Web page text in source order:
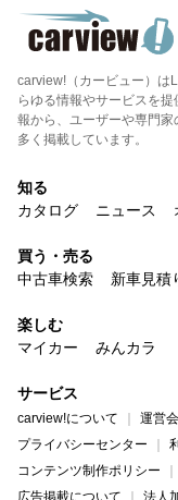
carview!（カービュー）は
らゆる情報やサービスを
報から、ユーザーや専門
多く掲載しています。
知る
カタログ
ニュース
買う・売る
中古車検索
新車見積
楽しむ
マイカー
みんカラ
サービス
carview!について 運営
プライバシーセンター
コンテンツ制作ポリシー
広告掲載について
法人